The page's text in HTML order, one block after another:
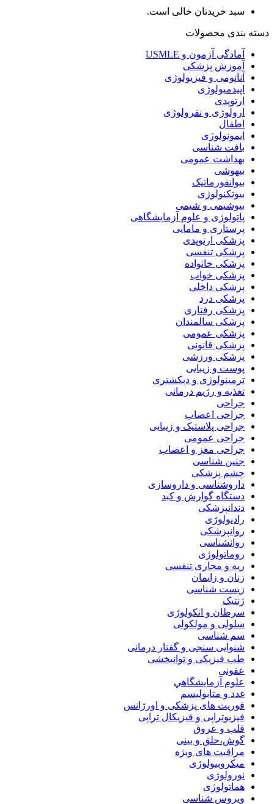
سبد خریدتان خالی است.
دسته بندی محصولات
آمادگی آزمون و USMLE
آموزش پزشکی
آناتومی و فیزیولوژی
اپیدمیولوژی
ارتوپدی
ارولوژی و نفرولوژی
اطفال
ایمونولوژی
بافت شناسی
بهداشت عمومی
بیهوشی
بیوانفورماتیک
بیوتکنولوژی
بیوشیمی و شیمی
پاتولوژی و علوم آزمایشگاهی
پرستاری و مامایی
پزشکی ارتوپدی
پزشکی تنفسی
پزشکی خانواده
پزشکی خواب
پزشکی داخلی
پزشکی درد
پزشکی رفتاری
پزشکی سالمندان
پزشکی عمومی
پزشکی قانونی
پزشکی ورزشی
پوست و زیبایی
ترمینولوژی و دیکشنری
تغذیه و رژیم درمانی
جراحی
جراحی اعصاب
جراحی پلاستیک و زیبایی
جراحی عمومی
جراحی مغز و اعصاب
جنین شناسی
چشم پزشکی
داروشناسی و داروسازی
دستگاه گوارش و کبد
دندانپزشکی
رادیولوژی
روانپزشکی
روانشناسی
روماتولوژی
ریه و مجاری تنفسی
زنان و زایمان
زیست شناسی
ژنتیک
سرطان و انکولوژی
سلولی و مولکولی
سم شناسی
شنوایی سنجی و گفتار درمانی
طب فیزیکی و توانبخشی
عفونی
علوم آزمايشگاهي
غدد و متابولیسم
فوریت های پزشکی و اورژانس
فیزیوتراپی و فیزیکال تراپی
قلب و عروق
گوش،حلق و بینی
مراقبت های ویژه
میکروبیولوژی
نورولوژی
هماتولوژی
ویروس شناسی